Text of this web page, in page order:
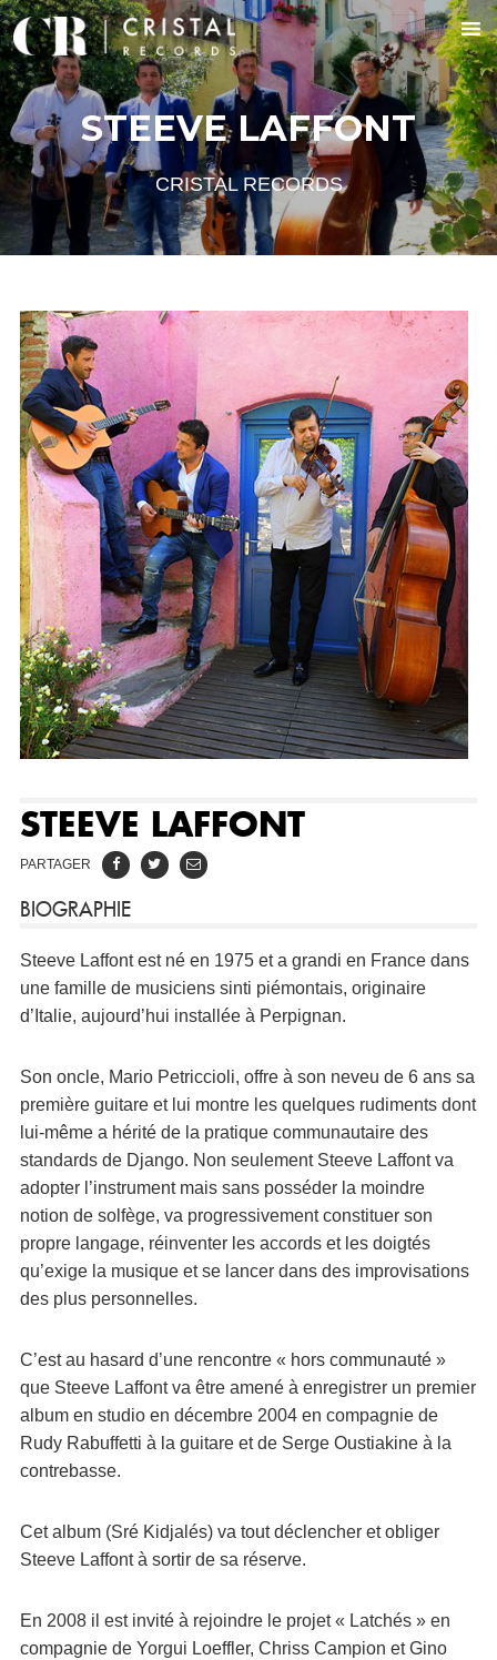
STEEVE LAFFONT
CRISTAL RECORDS
STEEVE LAFFONT
PARTAGER
BIOGRAPHIE
Steeve Laffont est né en 1975 et a grandi en France dans
une famille de musiciens sinti piémontais, originaire
d’Italie, aujourd’hui installée à Perpignan.
Son oncle, Mario Petriccioli, offre à son neveu de 6 ans sa
première guitare et lui montre les quelques rudiments dont
lui-même a hérité de la pratique communautaire des
standards de Django. Non seulement Steeve Laffont va
adopter l’instrument mais sans posséder la moindre
notion de solfège, va progressivement constituer son
propre langage, réinventer les accords et les doigtés
qu’exige la musique et se lancer dans des improvisations
des plus personnelles.
C’est au hasard d’une rencontre « hors communauté »
que Steeve Laffont va être amené à enregistrer un premier
album en studio en décembre 2004 en compagnie de
Rudy Rabuffetti à la guitare et de Serge Oustiakine à la
contrebasse.
Cet album (Sré Kidjalés) va tout déclencher et obliger
Steeve Laffont à sortir de sa réserve.
En 2008 il est invité à rejoindre le projet « Latchés » en
compagnie de Yorgui Loeffler, Chriss Campion et Gino